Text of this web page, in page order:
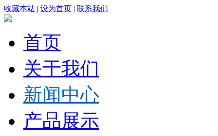
收藏本站 | 设为首页 | 联系我们
首页
关于我们
新闻中心
产品展示